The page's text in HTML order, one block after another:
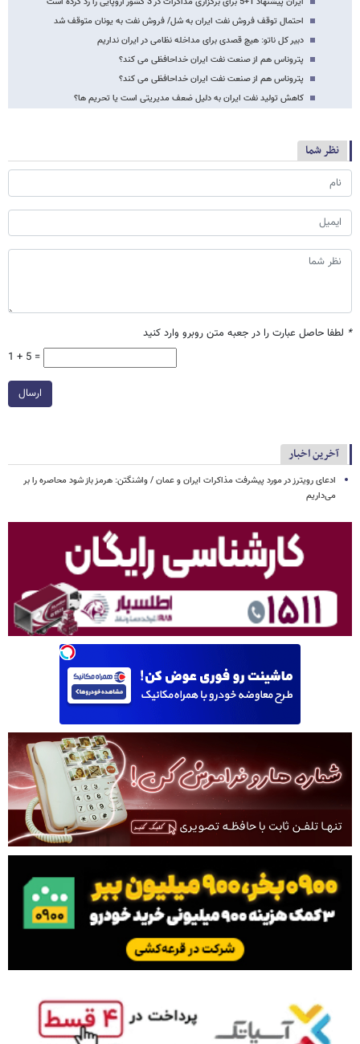
احتمال توقف فروش نفت ایران به شل/ فروش نفت به یونان متوقف شد
دبیر کل ناتو: هیچ قصدی برای مداخله نظامی در ایران نداریم
پتروناس هم از صنعت نفت ایران خداحافظی می کند؟
پتروناس هم از صنعت نفت ایران خداحافظی می کند؟
کاهش تولید نفت ایران به دلیل ضعف مدیریتی است یا تحریم ها؟
نظر شما
* لطفا حاصل عبارت را در جعبه متن روبرو وارد کنید
1 + 5 =
ارسال
آخرین اخبار
ادعای رویترز در مورد پیشرفت مذاکرات ایران و عمان / واشنگتن: هرمز باز شود محاصره را بر
می‌داریم